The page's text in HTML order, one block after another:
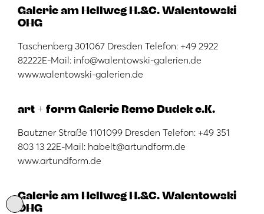
Galerie am Hellweg H.&C. Walentowski
OHG
Taschenberg 301067 Dresden Telefon: +49 2922
82222E-Mail: info@walentowski-galerien.de
www.walentowski-galerien.de
art + form Galerie Remo Dudek e.K.
Bautzner Straße 1101099 Dresden Telefon: +49 351
803 13 22E-Mail: habelt@artundform.de
www.artundform.de
Galerie am Hellweg H.&C. Walentowski
OHG